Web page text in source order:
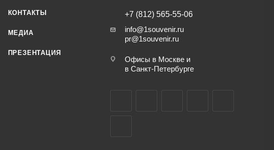
КОНТАКТЫ
МЕДИА
ПРЕЗЕНТАЦИЯ
+7 (812) 565-55-06
info@1souvenir.ru
pr@1souvenir.ru
Офисы в Москве и
в Санкт-Петербурге